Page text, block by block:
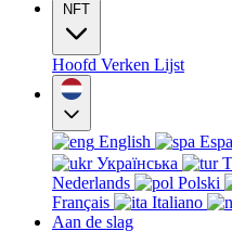
NFT
Hoofd Verken Lijst
English
Українська
Nederlands
Polski
Français
Italiano
Aan de slag